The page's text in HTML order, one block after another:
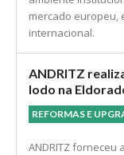
mercado europeu,
internacional.
ANDRITZ
lodo na
REFORMAS E
ANDRITZ